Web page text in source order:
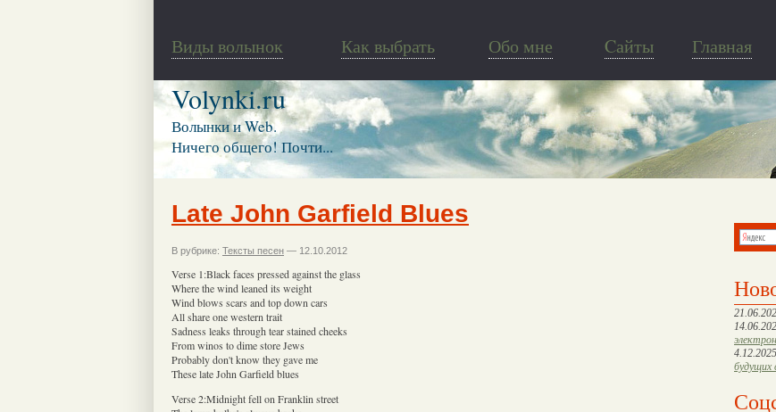
Виды волынок Как выбрать Обо мне Cайты Главная
Volynki.ru
Волынки и Web.
Ничего общего! Почти...
будущих
Late John Garfield Blues
В рубрике: Тексты песен — 12.10.2012
Verse 1:Black faces pressed against the glass
Where the wind leaned its weight
Wind blows scars and top down cars
All share one western trait
Sadness leaks through tear stained cheeks
From winos to dime store Jews
Probably don't know they gave me
These late John Garfield blues
Verse 2:Midnight fell on Franklin street